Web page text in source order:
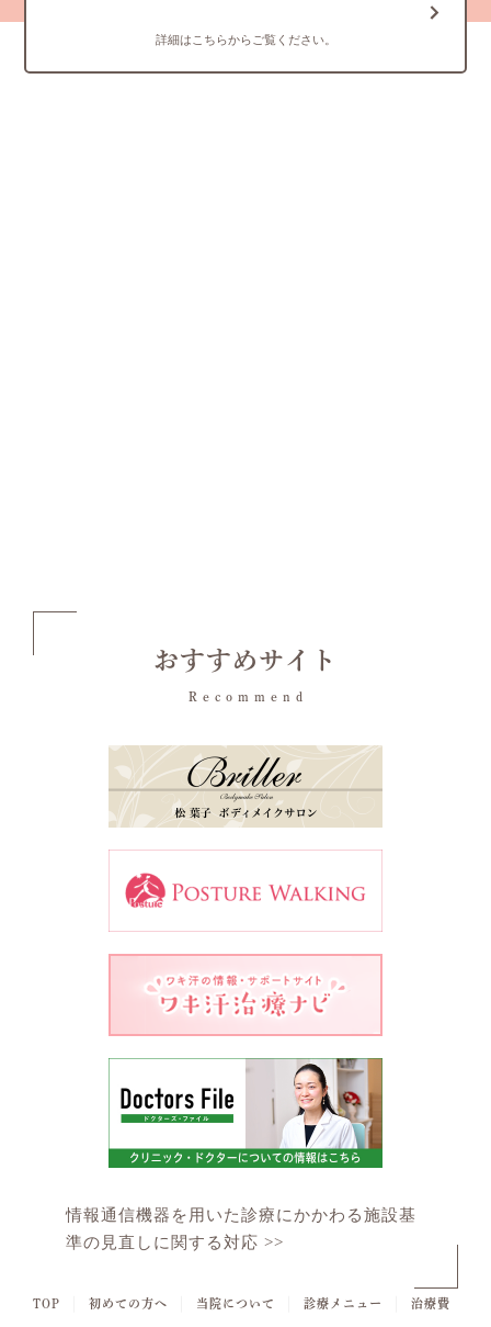
詳細はこちらからご覧ください。
おすすめサイト
Recommend
情報通信機器を用いた診療にかかわる施設基
準の見直しに関する対応 >>
TOP 初めての方へ 当院について 診療メニュー 治療費